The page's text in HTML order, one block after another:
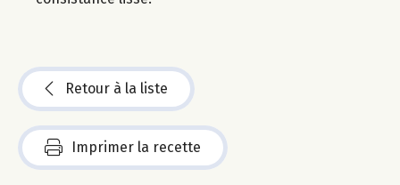
Retour à la liste
Imprimer la recette